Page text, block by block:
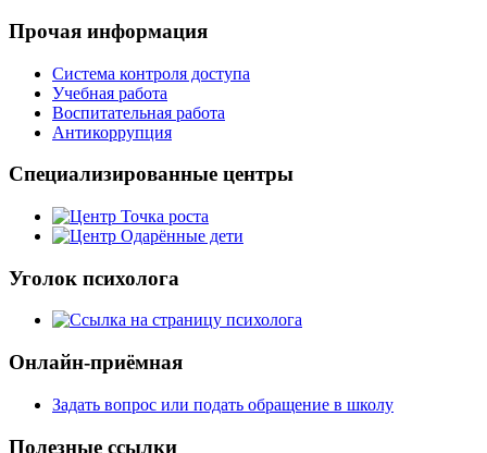
Прочая информация
Система контроля доступа
Учебная работа
Воспитательная работа
Антикоррупция
Специализированные центры
Уголок психолога
Онлайн-приёмная
Задать вопрос или подать обращение в школу
Полезные ссылки